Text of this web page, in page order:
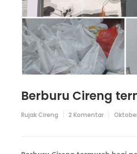
Berburu Cireng
Rujak Cireng 2 Komentarpada
para